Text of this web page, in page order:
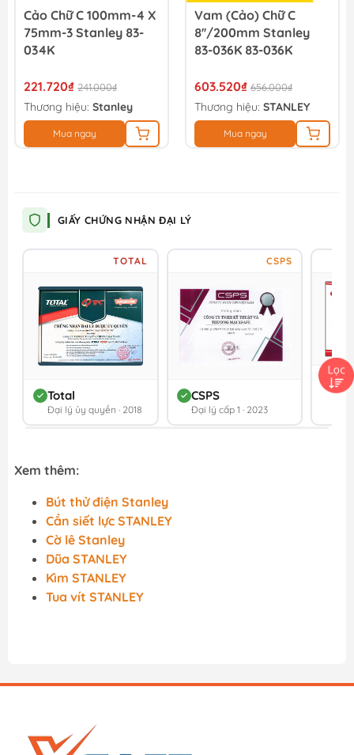
Cảo Chữ C 100mm-4 X
75mm-3 Stanley 83-
034K
221.720₫ 241.000₫
Thương hiệu: Stanley
Mua ngay
Vam (cảo) Chữ C
8''/200mm Stanley
83-036K 83-036K
603.520₫ 656.000₫
Thương hiệu: STANLEY
Mua ngay
GIẤY CHỨNG NHẬN ĐẠI LÝ
TOTAL
Total
Đại lý ủy quyền · 2018
CSPS
CSPS
Đại lý cấp 1 · 2023
Đối
Xem thêm:
Bút thử điện Stanley
Cần siết lực STANLEY
Cờ lê Stanley
Dũa STANLEY
Kìm STANLEY
Tua vít STANLEY